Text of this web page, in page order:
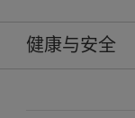
健康与安全